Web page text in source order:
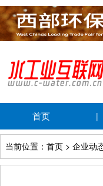
首页 |
当前位置：首页 > 企业动